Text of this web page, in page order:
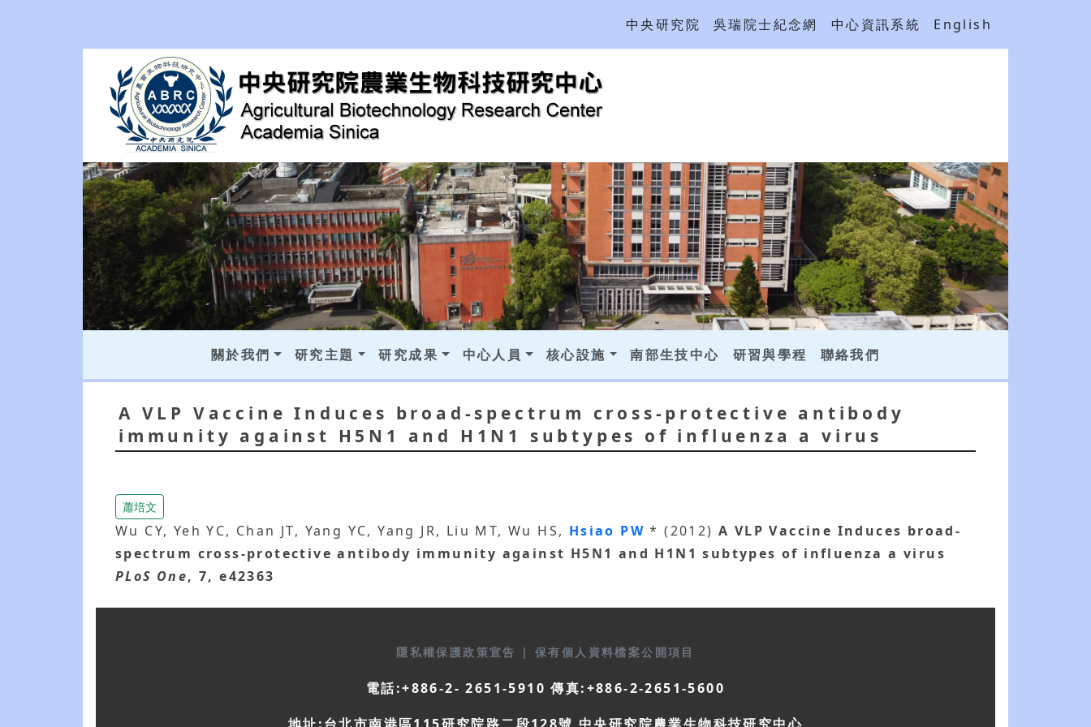
中央研究院 吳瑞院士紀念網 中心資訊系統 English
關於我們 研究主題 研究成果 中心人員 核心設施 南部生技中心 研習與學程 聯絡我們
A VLP Vaccine Induces broad-spectrum cross-protective antibody
immunity against H5N1 and H1N1 subtypes of influenza a virus
蕭培文
Wu CY, Yeh YC, Chan JT, Yang YC, Yang JR, Liu MT, Wu HS, Hsiao PW* (2012)A VLP Vaccine Induces broad-
spectrum cross-protective antibody immunity against H5N1 and H1N1 subtypes of influenza a virus
PLoS One, 7, e42363
隱私權保護政策宣告 | 保有個人資料檔案公開項目
電話:+886-2- 2651-5910 傳真:+886-2-2651-5600